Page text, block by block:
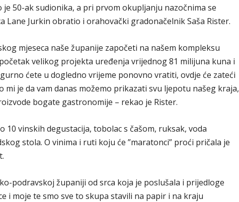
50-ak sudionika, a pri prvom okupljanju nazočnima se
Lane Jurkin obratio i orahovački gradonačelnik Saša Rister.
mjeseca naše županije započeti na našem kompleksu
velikog projekta uređenja vrijednog 81 milijuna kuna i
ćete u dogledno vrijeme ponovno vratiti, ovdje će zateći
mi je da vam danas možemo prikazati svu ljepotu našeg kraja,
bogate gastronomije – rekao je Rister.
10 vinskih degustacija, tobolac s čašom, ruksak, voda
stola. O vinima i ruti koju će ”maratonci” proći pričala je
podravskoj županiji od srca koja je poslušala i prijedloge
i moje te smo sve to skupa stavili na papir i na kraju